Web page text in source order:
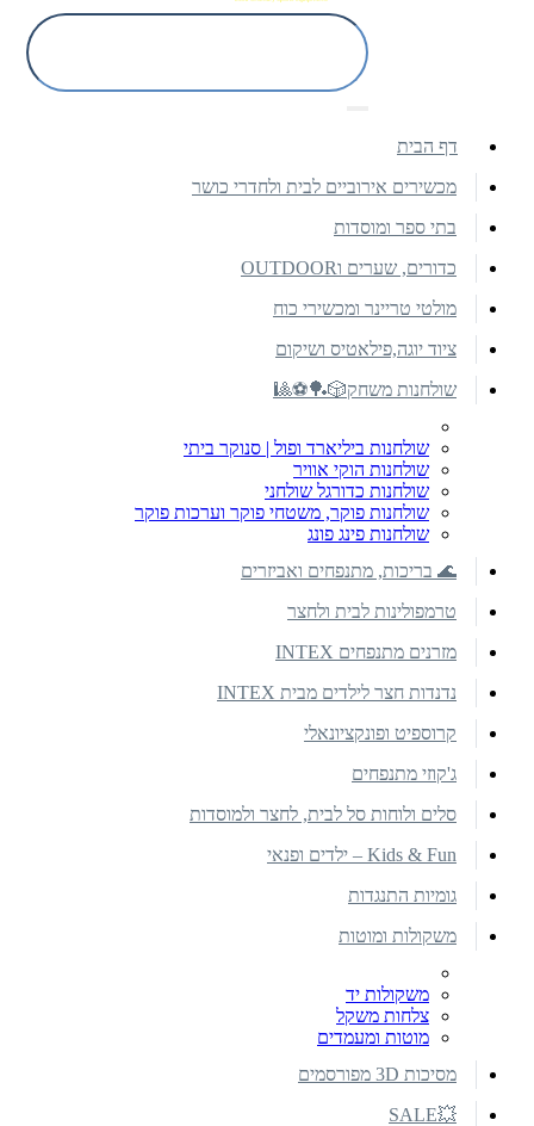
דף הבית
מכשירים אירוביים לבית ולחדרי כושר
בתי ספר ומוסדות
כדורים, שערים וOUTDOOR
מולטי טריינר ומכשירי כוח
ציוד יוגה,פילאטיס ושיקום
שולחנות משחק🎲🏓⚽🎱
שולחנות ביליארד ופול | סנוקר ביתי
שולחנות הוקי אוויר
שולחנות כדורגל שולחני
שולחנות פוקר, משטחי פוקר וערכות פוקר
שולחנות פינג פונג
🌊 בריכות, מתנפחים ואביזרים
טרמפולינות לבית ולחצר
מזרנים מתנפחים INTEX
נדנדות חצר לילדים מבית INTEX
קרוספיט ופונקציונאלי
ג'קוזי מתנפחים
סלים ולוחות סל לבית, לחצר ולמוסדות
Kids & Fun – ילדים ופנאי
גומיות התנגדות
משקולות ומוטות
משקולות יד
צלחות משקל
מוטות ומעמדים
מסיכות 3D מפורסמים
💥SALE